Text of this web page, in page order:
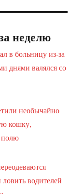
неделю
в больницу из-за
днями валялся со
необычайно
кошку,
водителей